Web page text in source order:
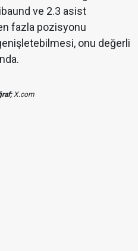
ve 2.3 asist
fazla pozisyonu
onu değerli
X.com